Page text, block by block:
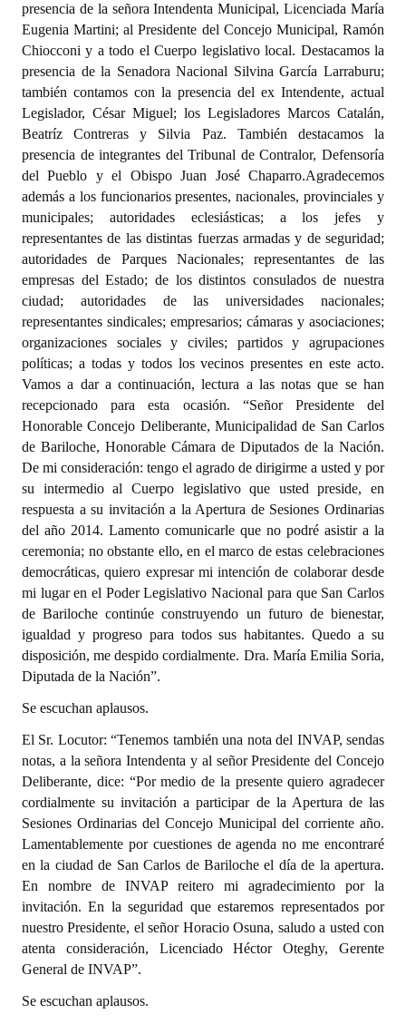
Informes de Unidad Coordinadora
Ejecución Presupuestaria
Actas de Audiencias Públicas
NORMATIVA
Comunicaciones
Declaraciones
Resoluciones
Resoluciones de Presidencia
INSTITUCIONAL
Antiguos Pobladores
Noticias Destacadas
Registros y Distinciones
Datos Históricos
Premio al Mérito - Registro
Audiencias Públicas - Registro
Mujeres que Dejaron Huellas - Registro
Periodistas Decanos - Registro
Ciudadano Ilustre - Registro
Banca del Vecino - Registro
Huéspedes de Honor - Registro
Antiguos Pobladores - Registro
Reconocimientos - Registro
Bariloche, Municipio intercultural
Entrega de distinciones
REFORMA DE LA CARTA ORGÁNICA
presencia de la señora Intendenta Municipal, Licenciada María
Eugenia Martini; al Presidente del Concejo Municipal, Ramón
Chiocconi y a todo el Cuerpo legislativo local. Destacamos la
presencia de la Senadora Nacional Silvina García Larraburu;
también contamos con la presencia del ex Intendente, actual
Legislador, César Miguel; los Legisladores Marcos Catalán,
Beatríz Contreras y Silvia Paz. También destacamos la
presencia de integrantes del Tribunal de Contralor, Defensoría
del Pueblo y el Obispo Juan José Chaparro.Agradecemos
además a los funcionarios presentes, nacionales, provinciales y
municipales; autoridades eclesiásticas; a los jefes y
representantes de las distintas fuerzas armadas y de seguridad;
autoridades de Parques Nacionales; representantes de las
empresas del Estado; de los distintos consulados de nuestra
ciudad; autoridades de las universidades nacionales;
representantes sindicales; empresarios; cámaras y asociaciones;
organizaciones sociales y civiles; partidos y agrupaciones
políticas; a todas y todos los vecinos presentes en este acto.
Vamos a dar a continuación, lectura a las notas que se han
recepcionado para esta ocasión. “Señor Presidente del
Honorable Concejo Deliberante, Municipalidad de San Carlos
de Bariloche, Honorable Cámara de Diputados de la Nación.
De mi consideración: tengo el agrado de dirigirme a usted y por
su intermedio al Cuerpo legislativo que usted preside, en
respuesta a su invitación a la Apertura de Sesiones Ordinarias
del año 2014. Lamento comunicarle que no podré asistir a la
ceremonia; no obstante ello, en el marco de estas celebraciones
democráticas, quiero expresar mi intención de colaborar desde
mi lugar en el Poder Legislativo Nacional para que San Carlos
de Bariloche continúe construyendo un futuro de bienestar,
igualdad y progreso para todos sus habitantes. Quedo a su
disposición, me despido cordialmente. Dra. María Emilia Soria,
Diputada de la Nación”.
Se escuchan aplausos.
El Sr. Locutor: “Tenemos también una nota del INVAP, sendas
notas, a la señora Intendenta y al señor Presidente del Concejo
Deliberante, dice: “Por medio de la presente quiero agradecer
cordialmente su invitación a participar de la Apertura de las
Sesiones Ordinarias del Concejo Municipal del corriente año.
Lamentablemente por cuestiones de agenda no me encontraré
en la ciudad de San Carlos de Bariloche el día de la apertura.
En nombre de INVAP reitero mi agradecimiento por la
invitación. En la seguridad que estaremos representados por
nuestro Presidente, el señor Horacio Osuna, saludo a usted con
atenta consideración, Licenciado Héctor Oteghy, Gerente
General de INVAP”.
Se escuchan aplausos.